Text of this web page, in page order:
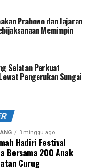
Prabowo dan Jajaran
Memimpin
Selatan Perkuat
Pengerukan Sungai
3 minggu ago
Hadiri Festival
Bersama 200 Anak
Curug